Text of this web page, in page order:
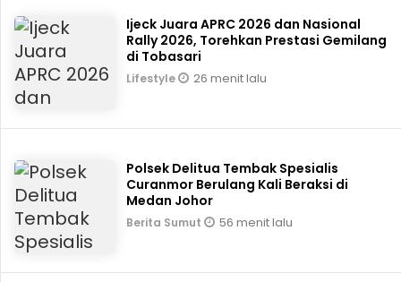
Ijeck Juara APRC 2026 dan Nasional
Rally 2026, Torehkan Prestasi Gemilang
di Tobasari
Lifestyle 26 menit lalu
Polsek Delitua Tembak Spesialis
Curanmor Berulang Kali Beraksi di
Medan Johor
Berita Sumut 56 menit lalu